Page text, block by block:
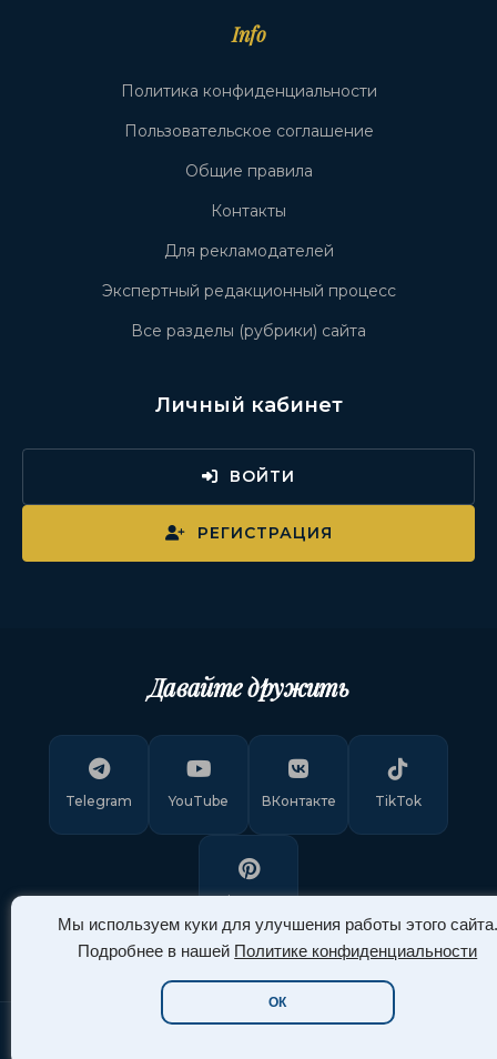
Мы используем куки для улучшения работы этого сайта.
Подробнее в нашей Политике конфиденциальности
ОК
Info
Политика конфиденциальности
Пользовательское соглашение
Общие правила
Контакты
Для рекламодателей
Экспертный редакционный процесс
Все разделы (рубрики) сайта
Личный кабинет
ВОЙТИ
РЕГИСТРАЦИЯ
Давайте дружить
Telegram YouTube ВКонтакте TikTok
Pinterest